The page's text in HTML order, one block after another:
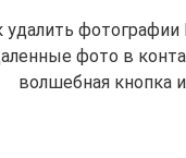
удалить
фото в
волшебная кнопка